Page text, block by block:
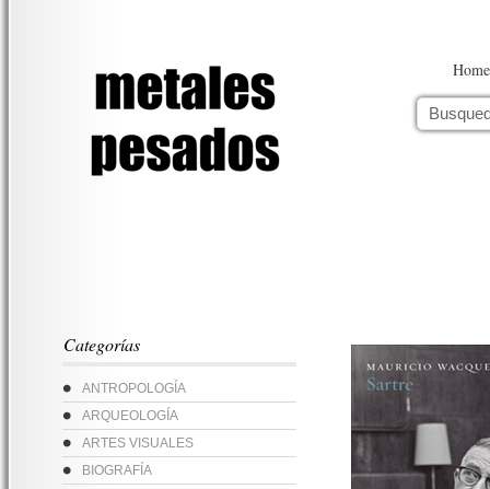
Home
Categorías
ANTROPOLOGÍA
ARQUEOLOGÍA
ARTES VISUALES
BIOGRAFÍA